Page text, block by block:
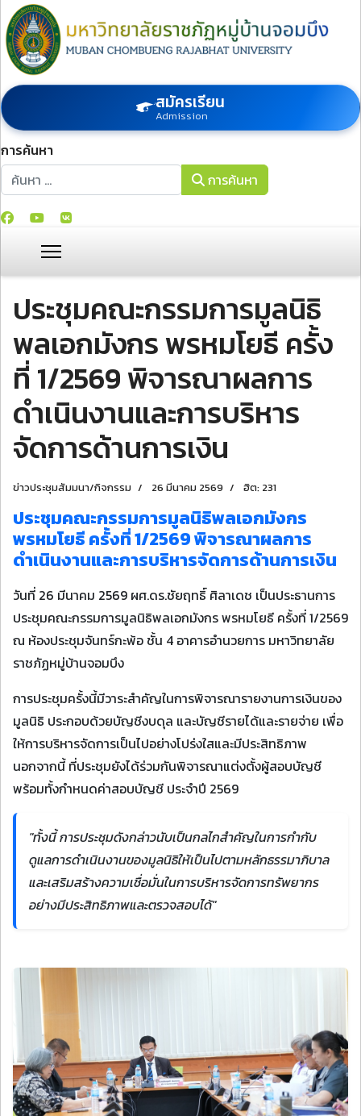
สมัครเรียน
Admission
การค้นหา
การค้นหา
การค้นหา
ประชุมคณะกรรมการมูลนิธิ
พลเอกมังกร พรหมโยธี ครั้ง
ที่ 1/2569 พิจารณาผลการ
ดำเนินงานและการบริหาร
จัดการด้านการเงิน
ข่าวประชุมสัมมนา/กิจกรรม 26 มีนาคม 2569 ฮิต: 231
ประชุมคณะกรรมการมูลนิธิพลเอกมังกร
พรหมโยธี ครั้งที่ 1/2569 พิจารณาผลการ
ดำเนินงานและการบริหารจัดการด้านการเงิน
วันที่ 26 มีนาคม 2569 ผศ.ดร.ชัยฤทธิ์ ศิลาเดช เป็นประธานการ
ประชุมคณะกรรมการมูลนิธิพลเอกมังกร พรหมโยธี ครั้งที่ 1/2569
ณ ห้องประชุมจันทร์กะพ้อ ชั้น 4 อาคารอำนวยการ มหาวิทยาลัย
ราชภัฏหมู่บ้านจอมบึง
การประชุมครั้งนี้มีวาระสำคัญในการพิจารณารายงานการเงินของ
มูลนิธิ ประกอบด้วยบัญชีงบดุล และบัญชีรายได้และรายจ่าย เพื่อ
ให้การบริหารจัดการเป็นไปอย่างโปร่งใสและมีประสิทธิภาพ
นอกจากนี้ ที่ประชุมยังได้ร่วมกันพิจารณาแต่งตั้งผู้สอบบัญชี
พร้อมทั้งกำหนดค่าสอบบัญชี ประจำปี 2569
"ทั้งนี้ การประชุมดังกล่าวนับเป็นกลไกสำคัญในการกำกับ
ดูแลการดำเนินงานของมูลนิธิให้เป็นไปตามหลักธรรมาภิบาล
และเสริมสร้างความเชื่อมั่นในการบริหารจัดการทรัพยากร
อย่างมีประสิทธิภาพและตรวจสอบได้"